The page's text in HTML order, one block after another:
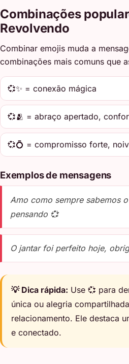
Combinações
Revolvendo
Combinar emojis muda a
combinações mais comuns que
💞✨ = conexão mágica
💞🫂 = abraço apertado,
💞💍 = compromisso forte,
Exemplos de mensagens
Amo como sempre sabemos
pensando 💞
O jantar foi perfeito hoje,
💡 Dica rápida: Use 💞 para
única ou alegria
relacionamento. Ele destaca
e conectado.